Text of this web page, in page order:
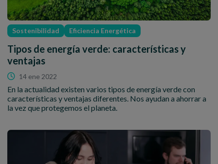
Sostenibilidad Eficiencia Energética
Tipos de energía verde: características y
ventajas
14 ene 2022
En la actualidad existen varios tipos de energía verde con
características y ventajas diferentes. Nos ayudan a ahorrar a
la vez que protegemos el planeta.